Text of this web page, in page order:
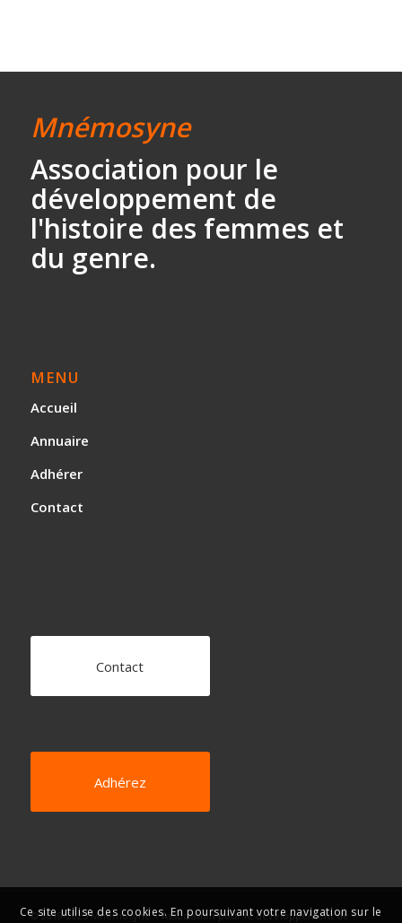
Mnémosyne
Association pour le
développement de
l'histoire des femmes et
du genre.
MENU
Accueil
Annuaire
Adhérer
Contact
Contact
Adhérez
© 2019-2025 Mnémosyne – Association pour le développement de
Ce site utilise des cookies. En poursuivant votre navigation sur le